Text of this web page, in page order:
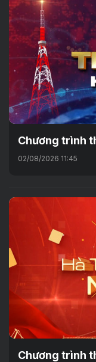
Chương trình
02/08/2026 11:45
Chương trình